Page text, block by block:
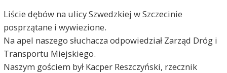
Liście dębów na ulicy Szwedzkiej w Szczecinie
posprzątane i wywiezione.
Na apel naszego słuchacza odpowiedział Zarząd Dróg i
Transportu Miejskiego.
Naszym gościem był Kacper Reszczyński, rzecznik